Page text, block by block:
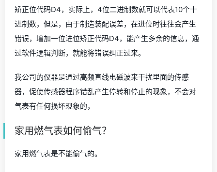
矫正位代码D4，实际上，4位二进制数就可以代表10个十
进制数，但是，由于制造装配误差，在进位时往往会产生
错误，增加一位进位矫正代码D4，能产生多余的信息，通
过软件逻辑判断，就能将错误纠正过来。
我公司的仪器是通过高频直线电磁波来干扰里面的传感
器，促使传感器程序错乱产生停转和停止的现象，不会对
气表有任何损坏现象的，
家用燃气表如何偷气？
家用燃气表是不能偷气的。